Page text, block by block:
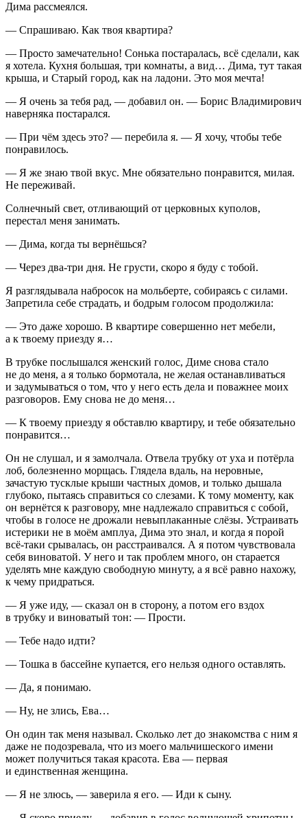
Дима рассмеялся.
— Спрашиваю. Как твоя квартира?
— Просто замечательно! Сонька постаралась, всё сделали, как
я хотела. Кухня большая, три комнаты, а вид… Дима, тут такая
крыша, и Старый город, как на ладони. Это моя мечта!
— Я очень за тебя рад, — добавил он. — Борис Владимирович
наверняка постарался.
— При чём здесь это? — перебила я. — Я хочу, чтобы тебе
понравилось.
— Я же знаю твой вкус. Мне обязательно понравится, милая.
Не переживай.
Солнечный свет, отливающий от церковных куполов,
перестал меня занимать.
— Дима, когда ты вернёшься?
— Через два-три дня. Не грусти, скоро я буду с тобой.
Я разглядывала набросок на мольберте, собираясь с силами.
Запретила себе страдать, и бодрым голосом продолжила:
— Это даже хорошо. В квартире совершенно нет мебели,
а к твоему приезду я…
В трубке послышался женский голос, Диме снова стало
не до меня, а я только бормотала, не желая останавливаться
и задумываться о том, что у него есть дела и поважнее моих
разговоров. Ему снова не до меня…
— К твоему приезду я обставлю квартиру, и тебе обязательно
понравится…
Он не слушал, и я замолчала. Отвела трубку от уха и потёрла
лоб, болезненно морщась. Глядела вдаль, на неровные,
зачастую тусклые крыши частных домов, и только дышала
глубоко, пытаясь справиться со слезами. К тому моменту, как
он вернётся к разговору, мне надлежало справиться с собой,
чтобы в голосе не дрожали невыплаканные слёзы. Устраивать
истерики не в моём амплуа, Дима это знал, и когда я порой
всё-таки срывалась, он расстраивался. А я потом чувствовала
себя виноватой. У него и так проблем много, он старается
уделять мне каждую свободную минуту, а я всё равно нахожу,
к чему придраться.
— Я уже иду, — сказал он в сторону, а потом его вздох
в трубку и виноватый тон: — Прости.
— Тебе надо идти?
— Тошка в бассейне купается, его нельзя одного оставлять.
— Да, я понимаю.
— Ну, не злись, Ева…
Он один так меня называл. Сколько лет до знакомства с ним я
даже не подозревала, что из моего мальчишеского имени
может получиться такая красота. Ева — первая
и единственная женщина.
— Я не злюсь, — заверила я его. — Иди к сыну.